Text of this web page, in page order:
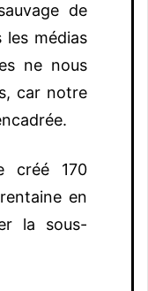
de
les médias
ne nous
car notre
créé 170
en
la sous-